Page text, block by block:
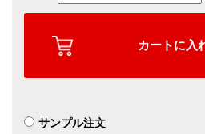
サンプル注文